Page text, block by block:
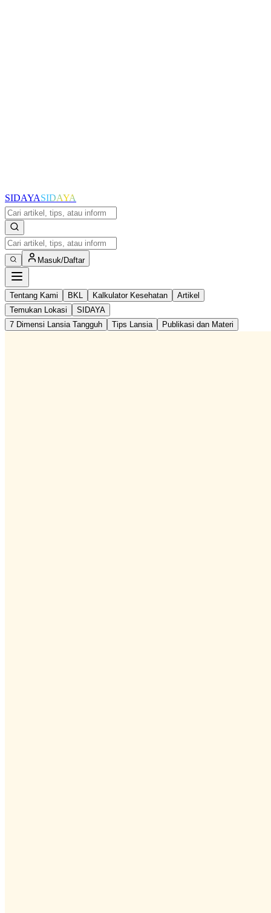
SIDAYASIDAYA
Masuk/Daftar
Tentang Kami BKL Kalkulator Kesehatan
Artikel
Temukan Lokasi
SIDAYA
7 Dimensi Lansia Tangguh
Tips Lansia Publikasi dan Materi